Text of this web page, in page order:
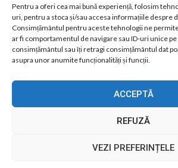
Pentru a oferi cea mai bună experiență, folosim
uri, pentru a stoca și/sau accesa informațiile despre
Consimțământul pentru aceste tehnologii ne
ar fi comportamentul de navigare sau ID-uri unice pe
consimțământul sau îți retragi consimțământul dat
asupra unor anumite funcționalități și funcții.
ACCEPTĂ
REFUZĂ
VEZI PREFERINȚELE
Plaje din Europa
Concerte
Asigurare de calatorie
Când se
Calendar Formula 1 sezon 2026
Despre AirlinesTravel.ro
Politică
Cookie Policy (AU)
Politică
Politică cookie-uri (Canada)
2012 - 2025 © Toate drepturile